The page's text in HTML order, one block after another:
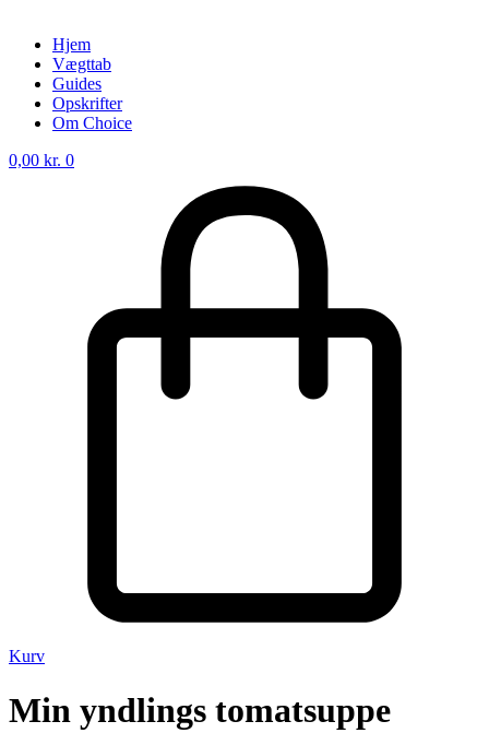
Hjem
Vægttab
Guides
Opskrifter
Om Choice
0,00 kr. 0
Kurv
Min yndlings tomatsuppe